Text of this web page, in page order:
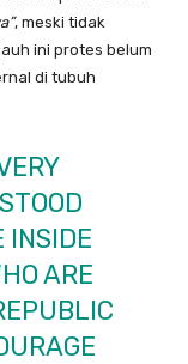
, meski tidak
ini protes belum
di tubuh
INSIDE
ARE